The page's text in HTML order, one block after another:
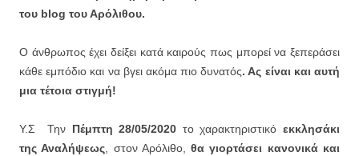
του blog του Αρόλιθου.
Ο άνθρωπος έχει δείξει κατά καιρούς πως μπορεί να ξεπεράσει
κάθε εμπόδιο και να βγει ακόμα πιο δυνατός. Ας είναι και αυτή
μια τέτοια στιγμή!
Υ.Σ Την Πέμπτη 28/05/2020 το χαρακτηριστικόεκκλησάκι
της Αναλήψεως , στον Αρόλιθο,θα γιορτάσει κανονικά και